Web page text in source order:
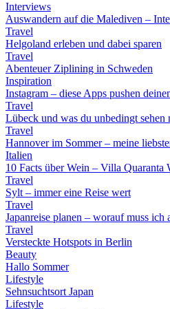
Interviews
Auswandern auf die Malediven –
Travel
Helgoland erleben und dabei sparen
Travel
Abenteuer Ziplining in Schweden
Inspiration
Instagram – diese Apps pushen
Travel
Lübeck und was du unbedingt sehen
Travel
Hannover im Sommer – meine
Italien
10 Facts über Wein – Villa Quaranta
Travel
Sylt – immer eine Reise wert
Travel
Japanreise planen – worauf muss ich
Travel
Versteckte Hotspots in Berlin
Beauty
Hallo Sommer
Lifestyle
Sehnsuchtsort Japan
Lifestyle